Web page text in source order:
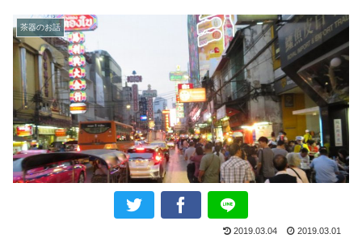
茶器のお話
2019.03.04 2019.03.01